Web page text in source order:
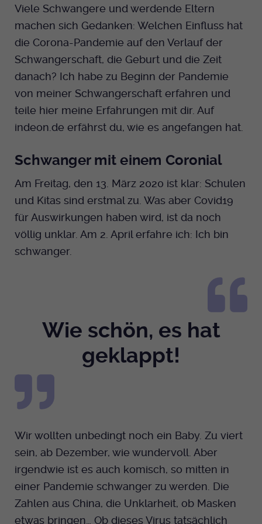
Viele Schwangere und werdende Eltern
machen sich Gedanken: Welchen Einfluss hat
die Corona-Pandemie auf den Verlauf der
Schwangerschaft, die Geburt und die Zeit
danach? Ich habe zu Beginn der Pandemie
von meiner Schwangerschaft erfahren und
teile hier meine Erfahrungen mit dir. Auf
indeon.de erfährst du, wie es angefangen hat.
Schwanger mit einem Coronial
Am Freitag, den 13. März 2020 ist klar: Schulen
und Kitas sind erstmal zu. Was aber Covid19
für Auswirkungen haben wird, ist da noch
völlig unklar. Am 2. April erfahre ich: Ich bin
schwanger.
Wie schön, es hat
geklappt!
Wir wollten unbedingt noch ein Baby. Zu viert
sein, ab Dezember, wie wundervoll. Aber
irgendwie ist es auch komisch, so mitten in
einer Pandemie schwanger zu werden. Die
Zahlen aus China, die Unklarheit, ob Masken
etwas bringen… Ob dieses Virus tatsächlich
Zweck
Dieser Cookie wird genutzt um
festzustellen ob ein Benutzer im TYPO3
bearbeiten darf.
Anbieter EKHN
Zweck
Dieser Cookie wird genutzt um
festzustellen ob ein Benutzer im TYPO3
Frontend eingelogged ist und die Seite
bearbeiten darf.
Name
Zweck
PHP Daten Identifikator, der gesetzt wird
wenn die PHP session() Methode benutzt
Name
Laufzeit Ende der Sitzung
Zweck
Notwendig zum sicheren Betrieb der
Name cookie_optin-[n]
Name _pk_id.424
Laufzeit 13 Monate
Laufzeit 30 Minuten
Zweck
Zur Speicherung kurzfristiger
Informationen über den Besuch.
Laufzeit 1 Jahr
Speicherung der Cookie Constent
Einstellungen
Cookie-Informationen anzeigen
Marketing
Name _fbp
Anbieter Facebook Ireland Limited
Cookie-Informationen anzeigen
Youtube
Facebook
Instagram
Twitter
Giphy